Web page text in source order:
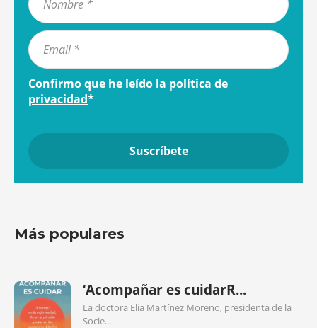
Confirmo que he leído la política de
privacidad*
Más populares
‘Acompañar es cuidarR...
La doctora Elia Martínez Moreno, presidenta de la
Socie...